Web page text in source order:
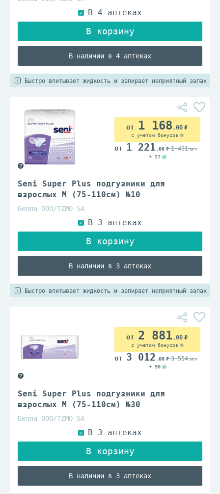
В наличии в 4 аптеках
Быстро впитывает жидкость и запирает неприятный запах
Seni Super Plus подгузники для
взрослых M (75-110см) №10
Белла ООО/TZMO SA
В наличии в 3 аптеках
1 168 .00
с учетом бонусов
1 221 .00 1 431.00
+ 37
Быстро впитывает жидкость и запирает неприятный запах
Seni Super Plus подгузники для
взрослых M (75-110см) №30
Белла ООО/TZMO SA
В наличии в 3 аптеках
2 881.00
с учетом бонусов
3 012 .00 3 554.00
+ 90